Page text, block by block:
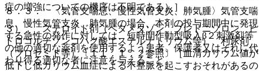
症の増強についての機序は不明である）］。
３）． ステロイド剤（ベタメタゾン、プレドニゾロン、ヒ
ドロコルチゾンコハク酸エステルナトリウム等）、利尿剤
（フロセミド等）〔１１．１．２参照〕［血清カリウム値が
低下し低カリウム血症による不整脈を起こすおそれがあるの
８．３． 〈気管支喘息、慢性気管支炎、肺気腫〉気管支喘
息、慢性気管支炎、肺気腫の場合、本剤の投与期間中に発現
する急性の発作に対しては、短時間作動型吸入β２刺激剤等
の他の適切な薬剤を使用するよう患者、保護者又はそれに代
わり得る適切な者に注意を与えること。